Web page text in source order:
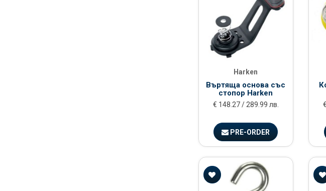
Harken
Въртяща основа със
стопор Harken
€ 148.27 / 289.99 лв.
PRE-ORDER